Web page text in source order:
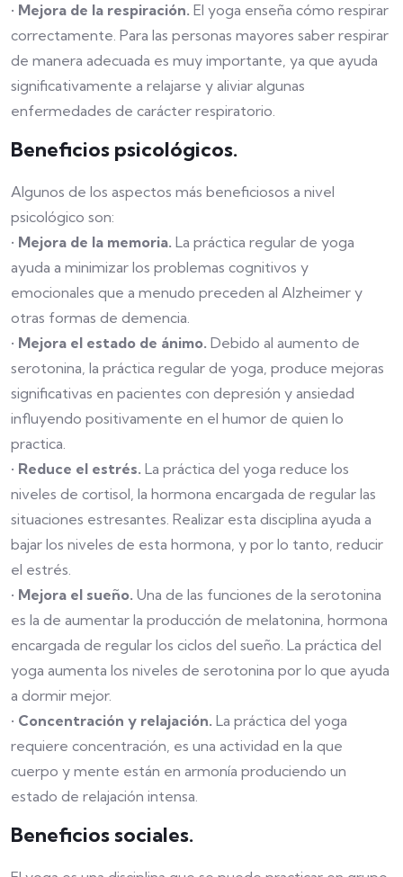
• Mejora de la respiración. El yoga enseña cómo respirar
correctamente. Para las personas mayores saber respirar
de manera adecuada es muy importante, ya que ayuda
significativamente a relajarse y aliviar algunas
enfermedades de carácter respiratorio.
Beneficios psicológicos.
Algunos de los aspectos más beneficiosos a nivel
psicológico son:
• Mejora de la memoria. La práctica regular de yoga
ayuda a minimizar los problemas cognitivos y
emocionales que a menudo preceden al Alzheimer y
otras formas de demencia.
• Mejora el estado de ánimo. Debido al aumento de
serotonina, la práctica regular de yoga, produce mejoras
significativas en pacientes con depresión y ansiedad
influyendo positivamente en el humor de quien lo
practica.
• Reduce el estrés. La práctica del yoga reduce los
niveles de cortisol, la hormona encargada de regular las
situaciones estresantes. Realizar esta disciplina ayuda a
bajar los niveles de esta hormona, y por lo tanto, reducir
el estrés.
• Mejora el sueño. Una de las funciones de la serotonina
es la de aumentar la producción de melatonina, hormona
encargada de regular los ciclos del sueño. La práctica del
yoga aumenta los niveles de serotonina por lo que ayuda
a dormir mejor.
• Concentración y relajación. La práctica del yoga
requiere concentración, es una actividad en la que
cuerpo y mente están en armonía produciendo un
estado de relajación intensa.
Beneficios sociales.